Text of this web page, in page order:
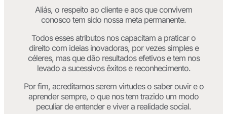
Aliás, o respeito ao cliente e aos que convivem
conosco tem sido nossa meta permanente.
Todos esses atributos nos capacitam a praticar o
direito com ideias inovadoras, por vezes simples e
céleres, mas que dão resultados efetivos e tem nos
levado a sucessivos êxitos e reconhecimento.
Por fim, acreditamos serem virtudes o saber ouvir e o
aprender sempre, o que nos tem trazido um modo
peculiar de entender e viver a realidade social.